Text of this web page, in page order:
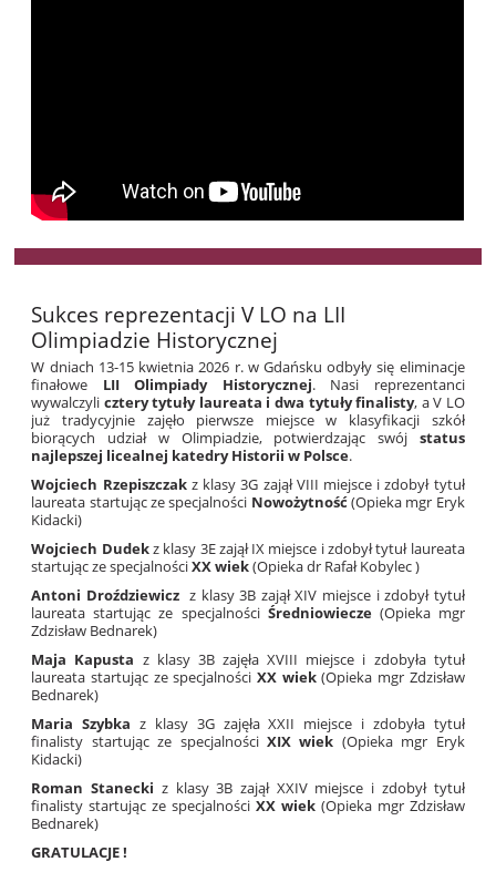
Sukces reprezentacji V LO na LII
Olimpiadzie Historycznej
W dniach 13-15 kwietnia 2026 r. w Gdańsku odbyły się eliminacje
finałowe LII Olimpiady Historycznej. Nasi reprezentanci
wywalczyli cztery tytuły laureata i dwa tytuły finalisty, a V LO
już tradycyjnie zajęło pierwsze miejsce w klasyfikacji szkół
biorących udział w Olimpiadzie, potwierdzając swój status
najlepszej licealnej katedry Historii w Polsce.
Wojciech Rzepiszczakz klasy 3G zajął VIII miejsce i zdobył tytuł
laureata startując ze specjalności Nowożytność(Opieka mgr Eryk
Kidacki)
Wojciech Dudekz klasy 3E zajął IX miejsce i zdobył tytuł laureata
startując ze specjalnościXX wiek(Opieka dr Rafał Kobylec )
Antoni Droździewicz z klasy 3B zajął XIV miejsce i zdobył tytuł
laureata startując ze specjalności Średniowiecze (Opieka mgr
Zdzisław Bednarek)
Maja Kapusta z klasy 3B zajęła XVIII miejsce i zdobyła tytuł
laureata startując ze specjalności XX wiek(Opieka mgr Zdzisław
Bednarek)
Maria Szybka z klasy 3G zajęła XXII miejsce i zdobyła tytuł
finalisty startując ze specjalności XIX wiek (Opieka mgr Eryk
Kidacki)
Roman Stanecki z klasy 3B zajął XXIV miejsce i zdobył tytuł
finalisty startując ze specjalności XX wiek (Opieka mgr Zdzisław
Bednarek)
GRATULACJE !